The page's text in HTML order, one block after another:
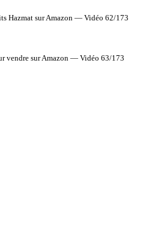
Hazmat sur Amazon — Vidéo 62/173
vendre sur Amazon — Vidéo 63/173